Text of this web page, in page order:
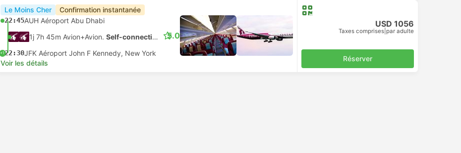
Le Moins Cher Confirmation instantanée
22:45AUH Aéroport Abu Dhabi
1j 7h 45m Avion+Avion. Self-connecting
+122:30JFK Aéroport John F Kennedy, New York
5.0
Voir les détails
USD 1056
Taxes comprises par adulte
Réserver